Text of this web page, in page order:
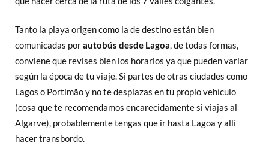
Tanto la playa origen como la de destino están bien
comunicadas porautobús desde Lagoa, de todas formas,
conviene que revises bien los horarios ya que pueden variar
según la época de tu viaje. Si partes de otras ciudades como
Lagos o Portimão y no te desplazas en tu propio vehículo
(cosa que te recomendamos encarecidamente si viajas al
Algarve), probablemente tengas que ir hasta Lagoa y allí
hacer transbordo.